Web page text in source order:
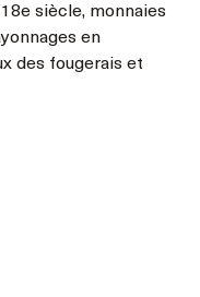
siècle, monnaies
en
des fougerais et